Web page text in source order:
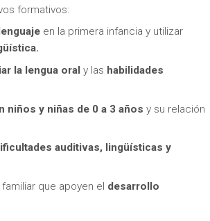
formativos:
en la primera infancia y utilizar
la lengua oraly las habilidades
niños y niñas de 0 a 3 años y su relación
auditivas, lingüísticas y
que apoyen el desarrollo